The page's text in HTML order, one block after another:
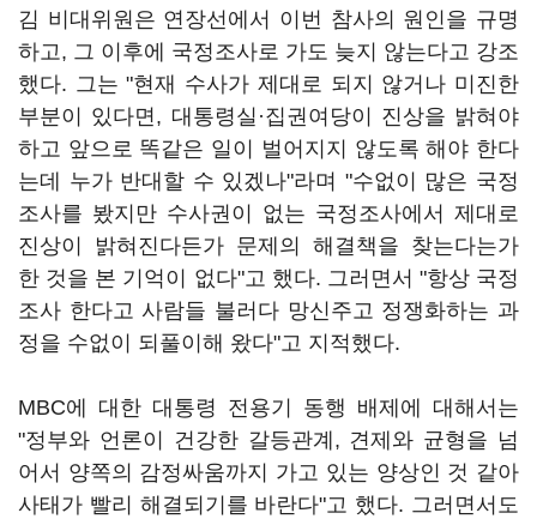
김 비대위원은 연장선에서 이번 참사의 원인을 규명
하고, 그 이후에 국정조사로 가도 늦지 않는다고 강조
했다. 그는 "현재 수사가 제대로 되지 않거나 미진한
부분이 있다면, 대통령실·집권여당이 진상을 밝혀야
하고 앞으로 똑같은 일이 벌어지지 않도록 해야 한다
는데 누가 반대할 수 있겠나"라며 "수없이 많은 국정
조사를 봤지만 수사권이 없는 국정조사에서 제대로
진상이 밝혀진다든가 문제의 해결책을 찾는다는가
한 것을 본 기억이 없다"고 했다. 그러면서 "항상 국정
조사 한다고 사람들 불러다 망신주고 정쟁화하는 과
정을 수없이 되풀이해 왔다"고 지적했다.
MBC에 대한 대통령 전용기 동행 배제에 대해서는
"정부와 언론이 건강한 갈등관계, 견제와 균형을 넘
어서 양쪽의 감정싸움까지 가고 있는 양상인 것 같아
사태가 빨리 해결되기를 바란다"고 했다. 그러면서도